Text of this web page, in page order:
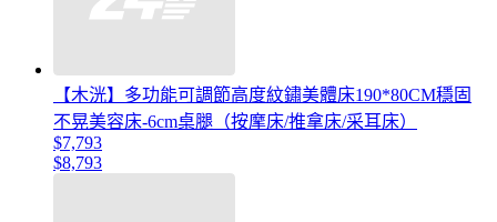
【木洸】多功能可調節高度紋鏽美體床190*80CM穩固
不晃美容床-6cm桌腿（按摩床/推拿床/采耳床）
$7,793
$8,793